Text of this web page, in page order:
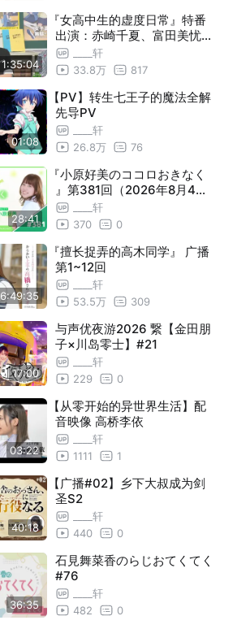
1:35:04
『女高中生的虚度日常』特番
出演：赤崎千夏、富田美忧、
佐藤聪美、兴津和幸
____轩
33.8万
817
01:08
【PV】转生七王子的魔法全解
先导PV
____轩
26.8万
76
28:41
『小原好美のココロおきなく
』第381回（2026年8月4日
放送分）
____轩
370
0
6:49:35
『擅长捉弄的高木同学』 广播
第1~12回
____轩
53.5万
309
17:00
与声优夜游2026 繋【金田朋
子×川岛零士】#21
____轩
229
0
03:22
【从零开始的异世界生活】配
音映像 高桥李依
____轩
1111
1
40:18
【广播#02】乡下大叔成为剑
圣S2
____轩
440
0
36:35
石見舞菜香のらじおてくてく
#76
____轩
482
0